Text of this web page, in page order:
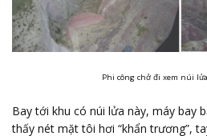
Phi công chở đi xem núi
Bay tới khu có núi lửa này, máy bay
thấy nét mặt tôi hơi “khẩn trương”,